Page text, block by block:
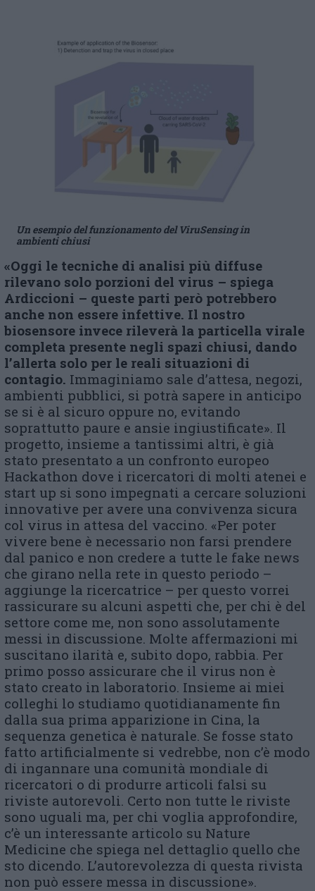
Un esempio del funzionamento del ViruSensing in
ambienti chiusi
«Oggi le tecniche di analisi più diffuse
rilevano solo porzioni del virus – spiega
Ardiccioni – queste parti però potrebbero
anche non essere infettive. Il nostro
biosensore invece rileverà la particella virale
completa presente negli spazi chiusi, dando
l’allerta solo per le reali situazioni di
contagio. Immaginiamo sale d’attesa, negozi,
ambienti pubblici, si potrà sapere in anticipo
se si è al sicuro oppure no, evitando
soprattutto paure e ansie ingiustificate». Il
progetto, insieme a tantissimi altri, è già
stato presentato a un confronto europeo
Hackathon dove i ricercatori di molti atenei e
start up si sono impegnati a cercare soluzioni
innovative per avere una convivenza sicura
col virus in attesa del vaccino. «Per poter
vivere bene è necessario non farsi prendere
dal panico e non credere a tutte le fake news
che girano nella rete in questo periodo –
aggiunge la ricercatrice – per questo vorrei
rassicurare su alcuni aspetti che, per chi è del
settore come me, non sono assolutamente
messi in discussione. Molte affermazioni mi
suscitano ilarità e, subito dopo, rabbia. Per
primo posso assicurare che il virus non è
stato creato in laboratorio. Insieme ai miei
colleghi lo studiamo quotidianamente fin
dalla sua prima apparizione in Cina, la
sequenza genetica è naturale. Se fosse stato
fatto artificialmente si vedrebbe, non c’è modo
di ingannare una comunità mondiale di
ricercatori o di produrre articoli falsi su
riviste autorevoli. Certo non tutte le riviste
sono uguali ma, per chi voglia approfondire,
c’è un interessante articolo su Nature
Medicine che spiega nel dettaglio quello che
sto dicendo. L’autorevolezza di questa rivista
non può essere messa in discussione».